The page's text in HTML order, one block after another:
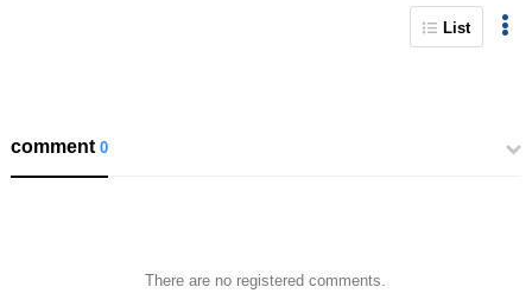
List
comment0
There are no registered comments.